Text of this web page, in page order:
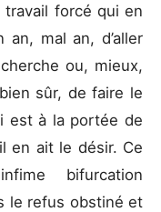
forcé qui en
mal an, d’aller
ou, mieux,
sûr, de faire le
est à la portée de
en ait le désir. Ce
bifurcation
le refus obstiné et